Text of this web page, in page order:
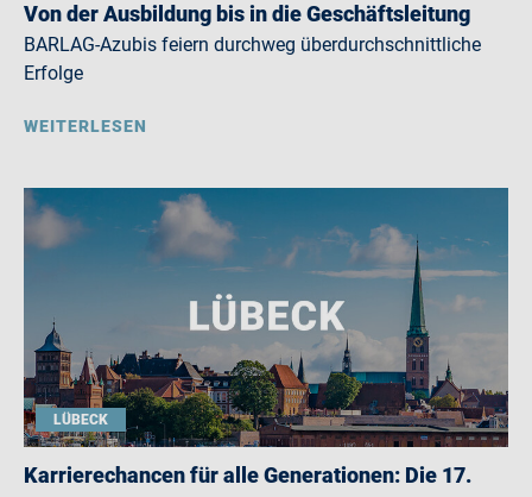
Von der Ausbildung bis in die Geschäftsleitung
BARLAG-Azubis feiern durchweg überdurchschnittliche
Erfolge
WEITERLESEN
LÜBECK
Karrierechancen für alle Generationen: Die 17.